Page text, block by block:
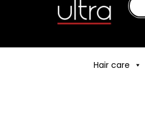
Hair care